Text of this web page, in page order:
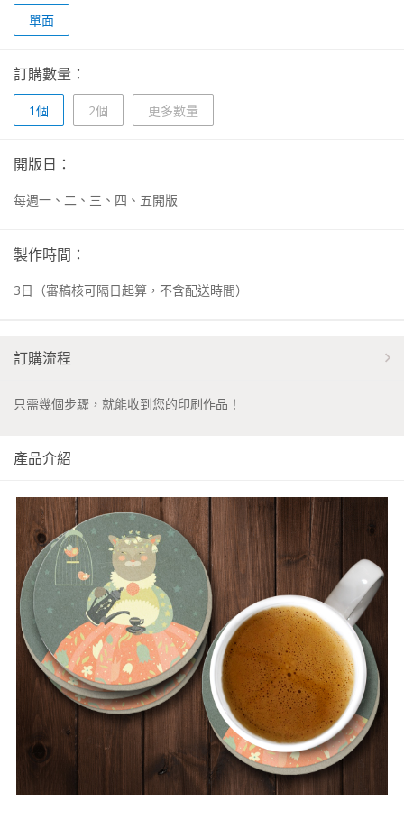
單面
訂購數量：
1個 2個 更多數量
開版日：
每週一、二、三、四、五開版
製作時間：
3日 （審稿核可隔日起算，不含配送時間）
訂購流程
只需幾個步驟，就能收到您的印刷作品！
產品介紹